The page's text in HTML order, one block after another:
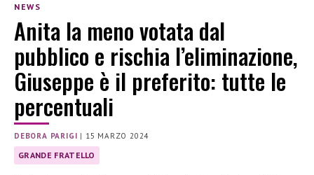
NEWS
Anita la meno votata dal
pubblico e rischia l’eliminazione,
Giuseppe è il preferito: tutte le
percentuali
DEBORA PARIGI | 15 MARZO 2024
GRANDE FRATELLO